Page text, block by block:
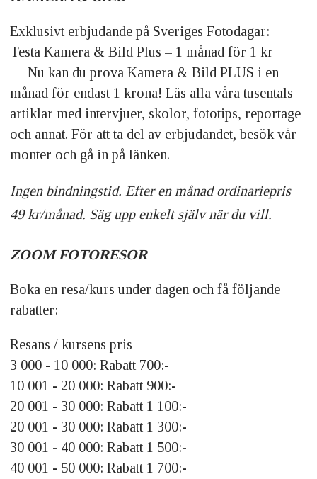
Exklusivt erbjudande på Sveriges Fotodagar:
Testa Kamera & Bild Plus – 1 månad för 1 kr
Nu kan du prova Kamera & Bild PLUS i en
månad för endast 1 krona! Läs alla våra tusentals
artiklar med intervjuer, skolor, fototips, reportage
och annat. För att ta del av erbjudandet, besök vår
monter och gå in på länken.
Ingen bindningstid. Efter en månad ordinariepris
49 kr/månad. Säg upp enkelt själv när du vill.
ZOOM FOTORESOR
Boka en resa/kurs under dagen och få följande
rabatter:
Resans / kursens pris
3 000 - 10 000: Rabatt 700:-
10 001 - 20 000: Rabatt 900:-
20 001 - 30 000: Rabatt 1 100:-
20 001 - 30 000: Rabatt 1 300:-
30 001 - 40 000: Rabatt 1 500:-
40 001 - 50 000: Rabatt 1 700:-